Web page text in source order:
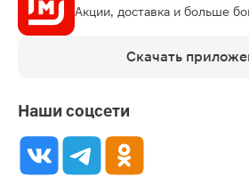
Акции, доставка и больше
Скачать
Наши соцсети